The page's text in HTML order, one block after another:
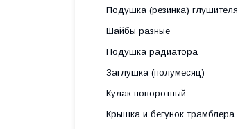
Подушка (резинка) глушителя
Шайбы разные
Подушка радиатора
Заглушка (полумесяц)
Кулак поворотный
Крышка и бегунок трамблера